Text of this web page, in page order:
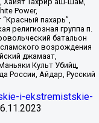
Power,
пахарь”,
религиозная группа п.
батальон
возрождения
джамаат,
Культ Убийц,
России, Айдар, Русский
i-ekstremistskie-